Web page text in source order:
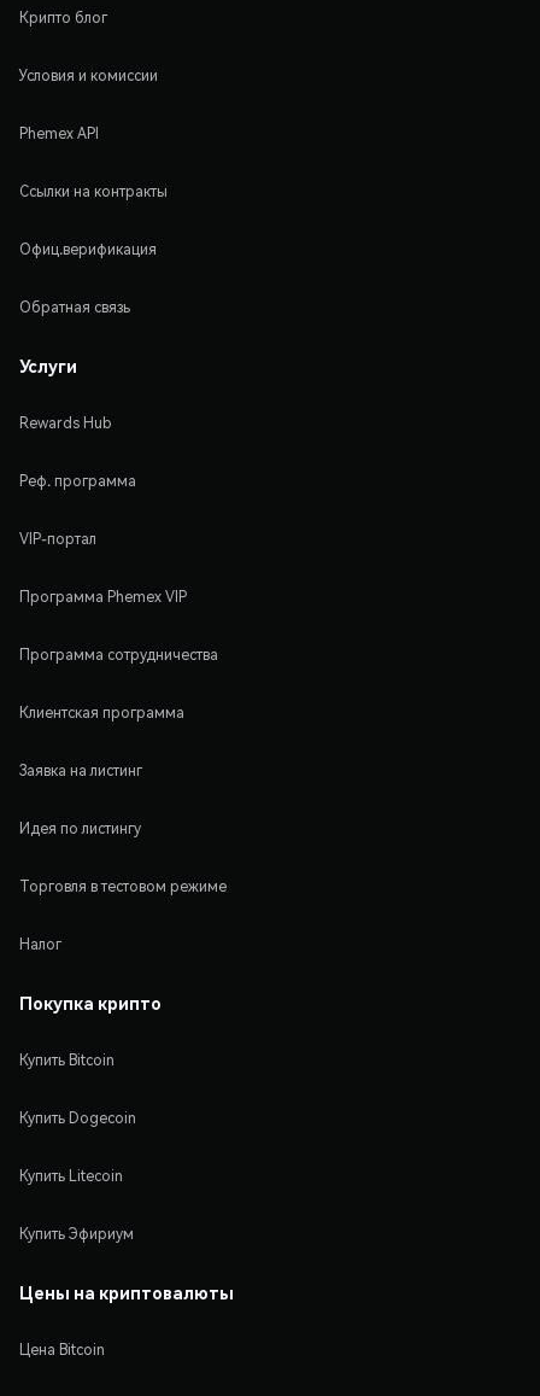
Крипто блог
Условия и комиссии
Phemex API
Ссылки на контракты
Офиц.верификация
Обратная связь
Услуги
Rewards Hub
Реф. программа
VIP-портал
Программа Phemex VIP
Программа сотрудничества
Клиентская программа
Заявка на листинг
Идея по листингу
Торговля в тестовом режиме
Налог
Покупка крипто
Купить Bitcoin
Купить Dogecoin
Купить Litecoin
Купить Эфириум
Цены на криптовалюты
Цена Bitcoin